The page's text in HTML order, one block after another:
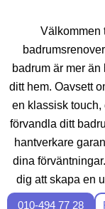
Välkommen
badrum är mer
ditt hem. Oavsett
en klassisk touch,
förvandla ditt
hantverkare
dina
dig att skapa en
010-494 77 28